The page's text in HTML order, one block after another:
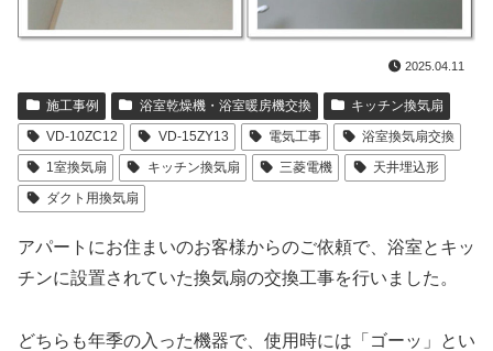
2025.04.11
施工事例 浴室乾燥機・浴室暖房機交換
キッチン換気扇
VD-10ZC12
VD-15ZY13 電気工事
浴室換気扇交換
1室換気扇
キッチン換気扇 三菱電機
天井埋込形
ダクト用換気扇
アパートにお住まいのお客様からのご依頼で、浴室とキッ
チンに設置されていた換気扇の交換工事を行いました。
どちらも年季の入った機器で、使用時には「ゴーッ」とい